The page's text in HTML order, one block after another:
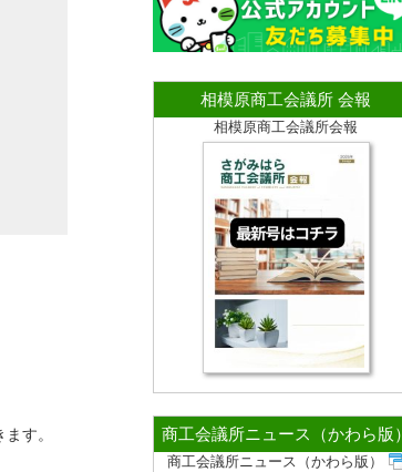
す。
相模原商工会議所 会報
相模原商工会議所会報
商工会議所ニュース（かわら版）
商工会議所ニュース（かわら版）